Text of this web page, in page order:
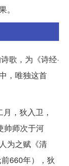
歌，为《诗经·
，唯独这首
，狄入卫，
帅师次于河
为之赋《清
660年），狄